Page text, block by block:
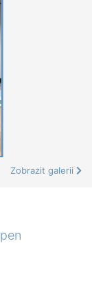
Zobrazit galerii